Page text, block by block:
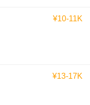
¥10-11K
¥13-17K